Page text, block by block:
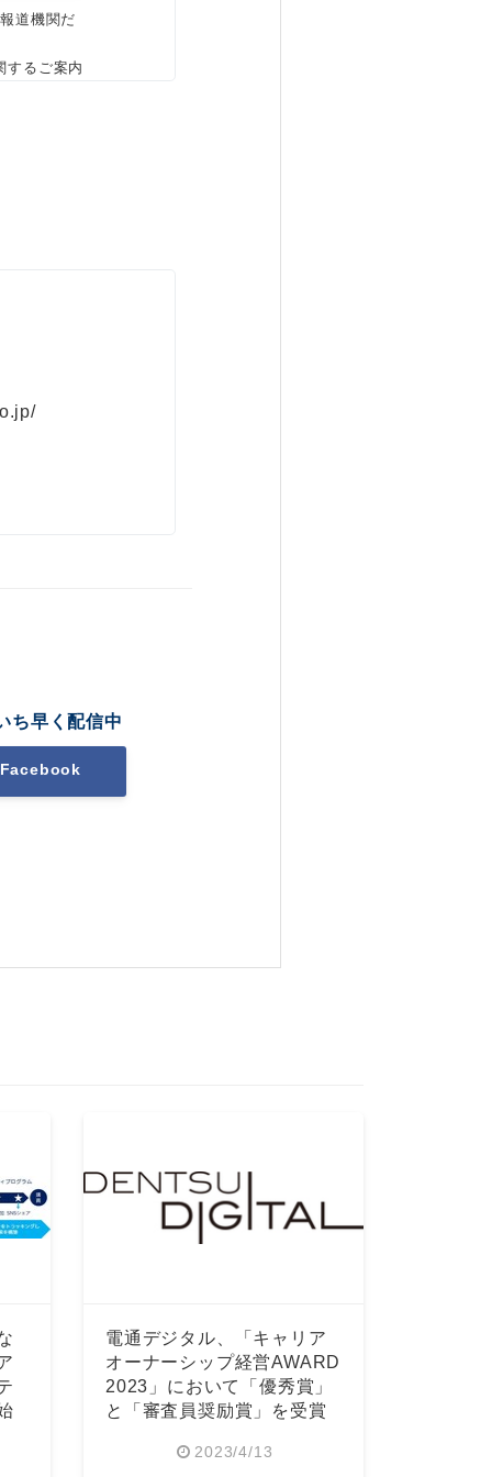
道機関だ
するご案内
ち早く配信中
Facebook
電通デジタル、「キャリア
オーナーシップ経営AWARD
2023」において「優秀賞」
と「審査員奨励賞」を受賞
2023/4/13